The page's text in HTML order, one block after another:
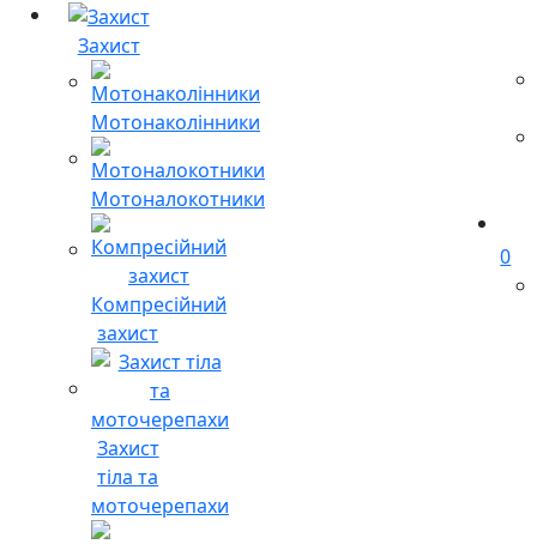
Захист
Мотонаколінники
Мотоналокотники
Компресійний
захист
Захист
тіла та
моточерепахи
0